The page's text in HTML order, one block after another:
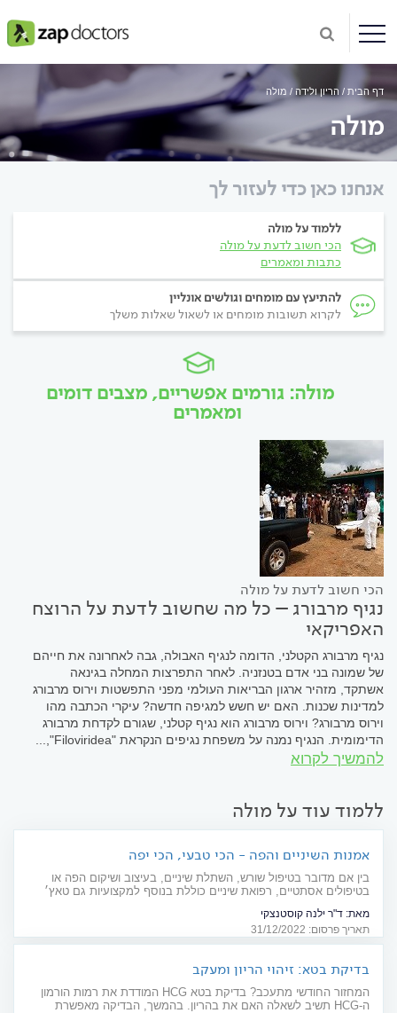
דף הבית הריון ולידה מולה
מולה
אנחנו כאן כדי לעזור לך
ללמוד על מולה
הכי חשוב לדעת על מולה
כתבות ומאמרים
להתיעץ עם מומחים וגולשים אונליין
לקרוא תשובות מומחים או לשאול שאלות משלך
מולה: גורמים אפשריים, מצבים דומים
ומאמרים
הכי חשוב לדעת על מולה
נגיף מרבורג – כל מה שחשוב לדעת על הרוצח
האפריקאי
נגיף מרבורג הקטלני, הדומה לנגיף האבולה, גבה לאחרונה את חייהם
של שמונה בני אדם בטנזניה. לאחר התפרצות המחלה בגינאה
אשתקד, מזהיר ארגון הבריאות העולמי מפני התפשטות וירוס מרבורג
למדינות שכנות. האם יש חשש למגיפה חדשה? עיקרי הכתבה מהו
וירוס מרבורג? וירוס מרבורג הוא נגיף קטלני, שגורם לקדחת מרבורג
הדימומית. הנגיף נמנה על משפחת נגיפים הנקראת "Filoviridea",...
להמשיך לקרוא
ללמוד עוד על מולה
אמנות השיניים והפה - הכי טבעי, הכי יפה
בין אם מדובר בטיפול שורש, השתלת שיניים, בעיצוב ושיקום הפה או
בטיפולים אסתטיים, רפואת שיניים כוללת בנוסף למקצועיות גם טאץ׳
ונינוחה עבור המטופלים
מאת: ד"ר ילנה קוסטנצקי
תאריך פרסום: 31/12/2022
בדיקת בטא: זיהוי הריון ומעקב
המחזור החודשי מתעכב? בדיקת בטא HCG המודדת את רמות הורמון
ה-HCG תשיב לשאלה האם את בהריון. בהמשך, הבדיקה מאפשרת